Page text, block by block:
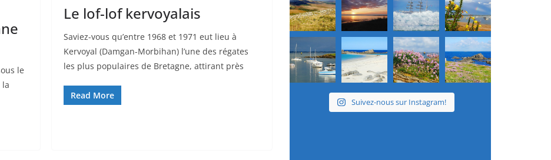
le
la
Le lof-lof kervoyalais
Saviez-vous qu’entre 1968 et 1971 eut lieu à
Kervoyal (Damgan-Morbihan) l’une des régates
les plus populaires de Bretagne, attirant près
Read More
Suivez-nous sur Instagram!